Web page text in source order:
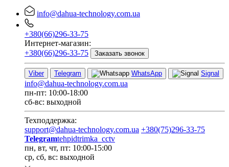
info@dahua-technology.com.ua
+380(66)296-33-75
Интернет-магазин:
+380(66)296-33-75
Заказать звонок
Viber Telegram WhatsApp Signal
info@dahua-technology.com.ua
пн-пт: 10:00-18:00
сб-вс: выходной
Техподдержка:
support@dahua-technology.com.ua +380(75)296-33-75
Telegramtehpidtrimka_cctv
пн, вт, чт, пт: 10:00-15:00
ср, сб, вс: выходной